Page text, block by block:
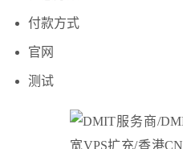
付款方式
官网
测试